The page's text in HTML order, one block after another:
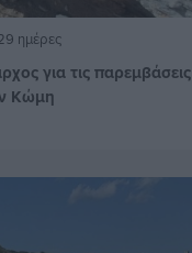
ημέρες
για τις παρεμβάσεις
Κώμη